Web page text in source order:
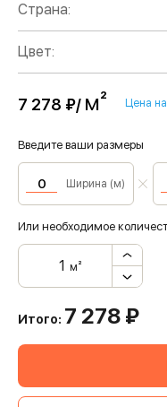
Страна:
Цвет:
7 278 ₽/ м² Цена
Введите ваши размеры
Ширина (м)
Или необходимое
м²
Итого: 7 278 ₽